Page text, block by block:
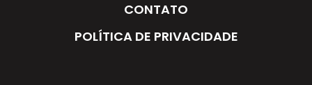
CONTATO
POLÍTICA DE PRIVACIDADE